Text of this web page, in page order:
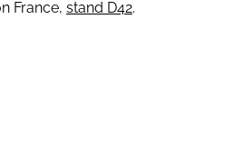
France, stand D42.